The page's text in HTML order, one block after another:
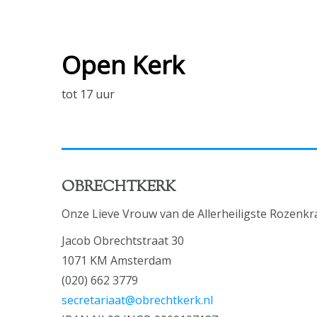
Open Kerk
tot 17 uur
OBRECHTKERK
Onze Lieve Vrouw van de Allerheiligste
Jacob Obrechtstraat 30
1071 KM Amsterdam
(020) 662 3779
secretariaat@obrechtkerk.nl